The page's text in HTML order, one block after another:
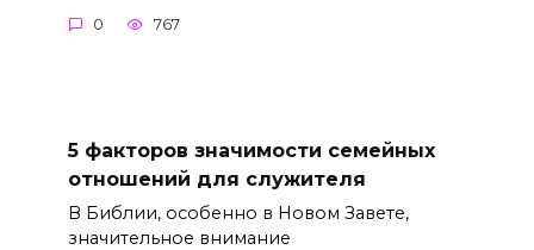
0 767
5 факторов значимости семейных
отношений для служителя
В Библии, особенно в Новом Завете,
значительное внимание